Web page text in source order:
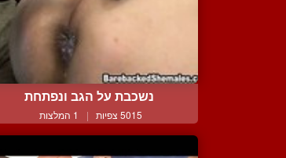
נשכבת על הגב ונפתחת
5015 צפיות | 1 המלצות